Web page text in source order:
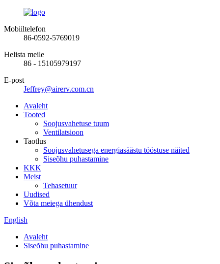
Mobiiltelefon
86-0592-5769019
Helista meile
86 - 15105979197
E-post
Jeffrey@airerv.com.cn
Avaleht
Tooted
Soojusvahetuse tuum
Ventilatsioon
Taotlus
Soojusvahetusega energiasäästu tööstuse näited
Siseõhu puhastamine
KKK
Meist
Tehasetuur
Uudised
Võta meiega ühendust
English
Avaleht
Siseõhu puhastamine